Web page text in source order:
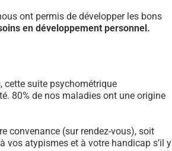
ont permis de développer les bons
en développement personnel.
, cette suite psychométrique
80% de nos maladies ont une origine
convenance (sur rendez-vous), soit
vos atypismes et à votre handicap s’il y